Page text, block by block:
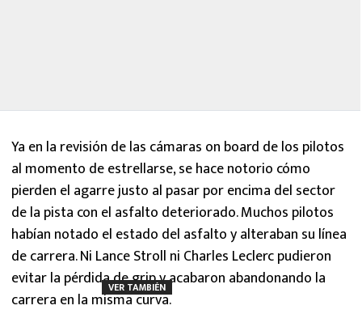
Ya en la revisión de las cámaras on board de los pilotos
al momento de estrellarse, se hace notorio cómo
pierden el agarre justo al pasar por encima del sector
de la pista con el asfalto deteriorado. Muchos pilotos
habían notado el estado del asfalto y alteraban su línea
de carrera. Ni Lance Stroll ni Charles Leclerc pudieron
evitar la pérdida de grip y acabaron abandonando la
carrera en la misma curva.
VER TAMBIÉN